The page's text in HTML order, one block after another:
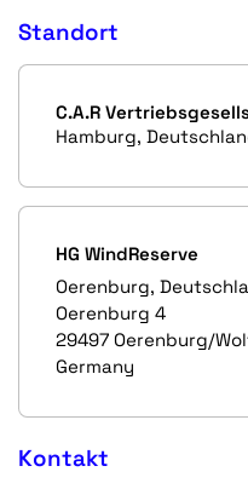
Standort
C.A.R
Hamburg,
HG WindReserve
Oerenburg,
Oerenburg 4
29497 Oerenburg/
Germany
Kontakt